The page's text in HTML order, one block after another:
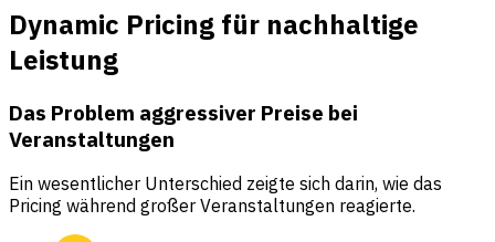
Dynamic Pricing für nachhaltige
Leistung
Das Problem aggressiver Preise bei
Veranstaltungen
Ein wesentlicher Unterschied zeigte sich darin, wie das
Pricing während großer Veranstaltungen reagierte.